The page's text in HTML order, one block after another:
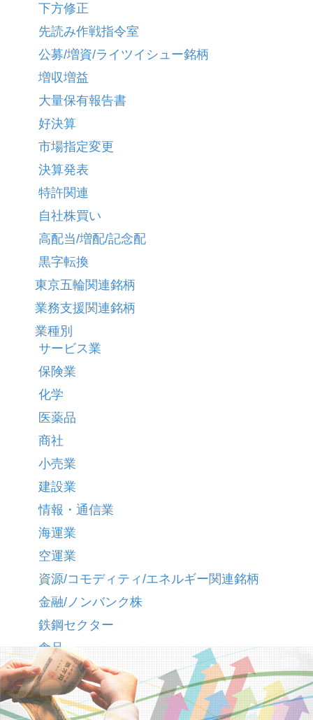
下方修正
先読み作戦指令室
公募/増資/ライツイシュー銘柄
増収増益
大量保有報告書
好決算
市場指定変更
決算発表
特許関連
自社株買い
高配当/増配/記念配
黒字転換
東京五輪関連銘柄
業務支援関連銘柄
業種別
サービス業
保険業
化学
医薬品
商社
小売業
建設業
情報・通信業
海運業
空運業
資源/コモディティ/エネルギー関連銘柄
金融/ノンバンク株
鉄鋼セクター
食品
欧州関連銘柄
殺菌関連銘柄
気象ビジネス関連銘柄